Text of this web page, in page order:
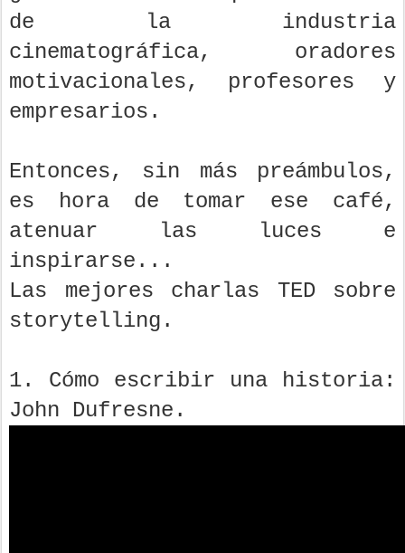
de la industria
cinematográfica, oradores
motivacionales, profesores y
empresarios.
Entonces, sin más preámbulos,
es hora de tomar ese café,
atenuar las luces e
inspirarse...
Las mejores charlas TED sobre
storytelling.
1. Cómo escribir una historia:
John Dufresne.